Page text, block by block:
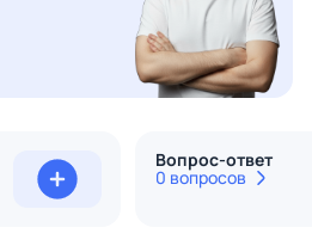
Вопрос-ответ
0 вопросов